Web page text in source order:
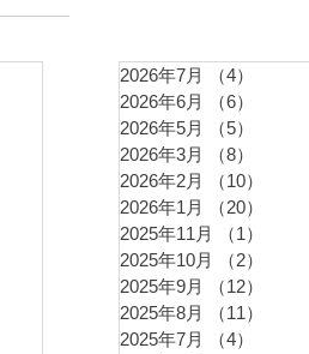
2026年7月 （4）
2026年6月
（6）
2026年5月
（5）
2026年3月
（8）
2026年2月
（10）
2026年1月
（20）
2025年11月
（1）
2025年10月
（2）
2025年9月
（12）
2025年8月
（11）
2025年7月
（4）